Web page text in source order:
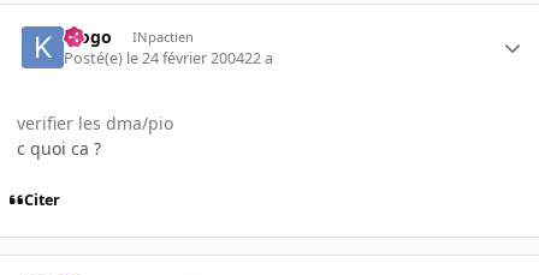
klogo INpactien
Posté(e) le 24 février 200422 a
verifier les dma/pio
c quoi ca ?
Citer